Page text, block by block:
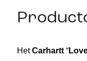
Het Carhartt “